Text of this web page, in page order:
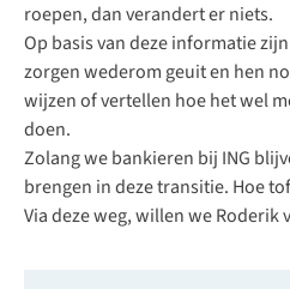
roepen, dan verandert er niets.
Op basis van deze informatie
zorgen wederom geuit en hen
wijzen of vertellen hoe het wel
doen.
Zolang we bankieren bij ING
brengen in deze transitie. Hoe
Via deze weg, willen we Roderik